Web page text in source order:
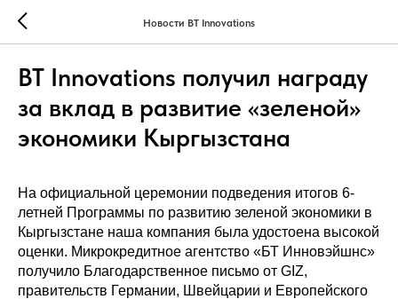
Новости BT Innovations
BT Innovations получил награду
за вклад в развитие «зеленой»
экономики Кыргызстана
На официальной церемонии подведения итогов 6-
летней Программы по развитию зеленой экономики в
Кыргызстане наша компания была удостоена высокой
оценки. Микрокредитное агентство «БТ Инновэйшнс»
получило Благодарственное письмо от GIZ,
правительств Германии, Швейцарии и Европейского